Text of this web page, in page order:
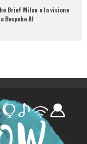
Brief Milan e la visione
Bespoke AI